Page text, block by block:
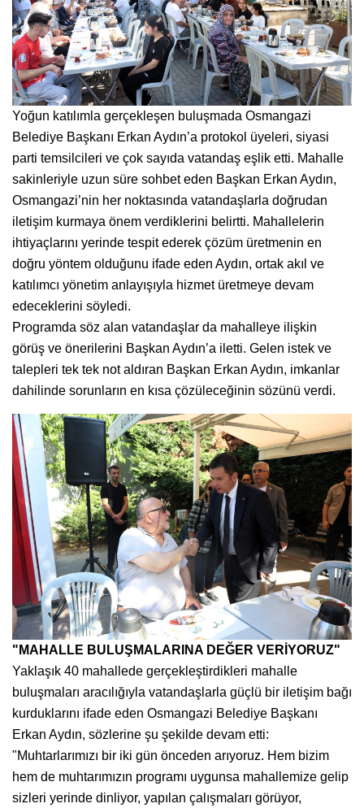
Yoğun katılımla gerçekleşen buluşmada Osmangazi
Belediye Başkanı Erkan Aydın’a protokol üyeleri, siyasi
parti temsilcileri ve çok sayıda vatandaş eşlik etti. Mahalle
sakinleriyle uzun süre sohbet eden Başkan Erkan Aydın,
Osmangazi’nin her noktasında vatandaşlarla doğrudan
iletişim kurmaya önem verdiklerini belirtti. Mahallelerin
ihtiyaçlarını yerinde tespit ederek çözüm üretmenin en
doğru yöntem olduğunu ifade eden Aydın, ortak akıl ve
katılımcı yönetim anlayışıyla hizmet üretmeye devam
edeceklerini söyledi.
Programda söz alan vatandaşlar da mahalleye ilişkin
görüş ve önerilerini Başkan Aydın’a iletti. Gelen istek ve
talepleri tek tek not aldıran Başkan Erkan Aydın, imkanlar
dahilinde sorunların en kısa çözüleceğinin sözünü verdi.
"MAHALLE BULUŞMALARINA DEĞER VERİYORUZ"
Yaklaşık 40 mahallede gerçekleştirdikleri mahalle
buluşmaları aracılığıyla vatandaşlarla güçlü bir iletişim bağı
kurduklarını ifade eden Osmangazi Belediye Başkanı
Erkan Aydın, sözlerine şu şekilde devam etti:
"Muhtarlarımızı bir iki gün önceden arıyoruz. Hem bizim
hem de muhtarımızın programı uygunsa mahallemize gelip
sizleri yerinde dinliyor, yapılan çalışmaları görüyor,